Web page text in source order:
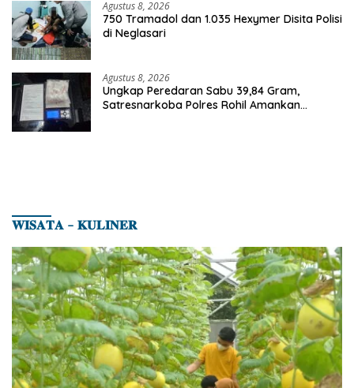
Agustus 8, 2026
750 Tramadol dan 1.035 Hexymer Disita Polisi
di Neglasari
Agustus 8, 2026
Ungkap Peredaran Sabu 39,84 Gram,
Satresnarkoba Polres Rohil Amankan
𝐖𝐈𝐒𝐀𝐓𝐀 – 𝐊𝐔𝐋𝐈𝐍𝐄𝐑